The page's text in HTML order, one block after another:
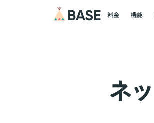
料金 機能
ネッ